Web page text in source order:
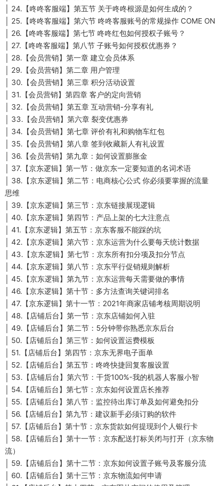
│ 24.【咚咚客服端】第五节 关于咚咚根源是如何生成的？
│ 25.【咚咚客服端】第六节 咚咚客服账号的常规操作 COME ON
│ 26.【咚咚客服端】第七节 咚咚红包如何授权子账号？
│ 27.【咚咚客服端】第八节 子账号如何授权优惠券？
│ 28.【会员营销】第一章 建立会员体系
│ 29.【会员营销】第二章 用户管理
│ 30.【会员营销】第三章 积分活动设置
│ 31.【会员营销】第四章 客户的定向营销
│ 32.【会员营销】第五章 互动营销-分享有礼
│ 33.【会员营销】第六章 裂变优惠券
│ 34.【会员营销】第七章 评价有礼和购物车红包
│ 35.【会员营销】第八章 签到收藏新人有礼设置
│ 36.【会员营销】第九章：如何设置膨胀金
│ 37.【京东逻辑】第一节：做京东一定要知道的名词术语
│ 38.【京东逻辑】第二节：电商核心公式 你必须要掌握的流量
思维
│ 39.【京东逻辑】第三节：京东链接展现逻辑
│ 40.【京东逻辑】第四节：产品上架的七大注意点
│ 41.【京东逻辑】第五节：京东客服不能踩的坑
│ 42.【京东逻辑】第六节：京东运营为什么要每天统计数据
│ 43.【京东逻辑】第七节：京东所有扣分项及扣分节点
│ 44.【京东逻辑】第八节：京东平行促销规则解析
│ 45.【京东逻辑】第九节：京东运营每天需要做的事情
│ 46.【京东逻辑】第十节：多方法查询关键词排名
│ 47.【京东逻辑】第十一节：2021年商家店铺考核周期说明
│ 48.【店铺后台】第一节：京东店铺如何入驻
│ 49.【店铺后台】第二节：5分钟带你熟悉京东后台
│ 50.【店铺后台】第三节：如何设置运费模板
│ 51.【店铺后台】第四节：京东无界电子面单
│ 52.【店铺后台】第五节：咚咚快捷回复客服设置
│ 53.【店铺后台】第六节：干货100%-我的机器人客服小智
│ 54.【店铺后台】第七节：京东如何设置店长推荐
│ 55.【店铺后台】第八节：监控待出库订单及如何避免扣分
│ 56.【店铺后台】第九节：建议新手必须订购的软件
│ 57.【店铺后台】第十节：京东货款如何提现到个人银行卡
│ 58.【店铺后台】第十一节：京东配送打标关闭与打开（京东物
流）
│ 59.【店铺后台】第十二节：京东如何设置子账号及客服分流
│ 60.【店铺后台】第十三节：京东物流如何申请